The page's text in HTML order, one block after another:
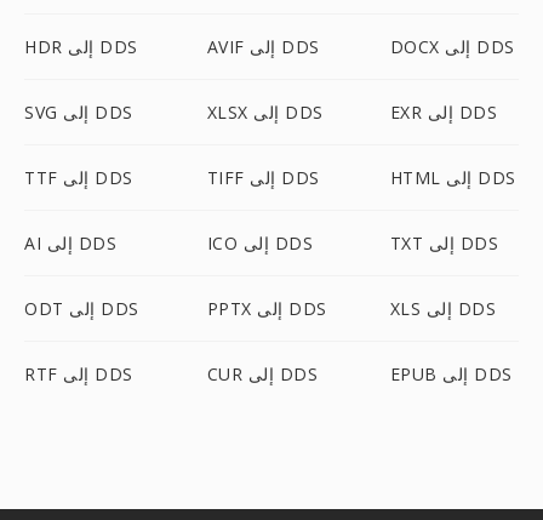
HDR إلى DDS AVIF إلى DDS DOCX إلى DDS
SVG إلى DDS XLSX إلى DDS EXR إلى DDS
TTF إلى DDS TIFF إلى DDS HTML إلى DDS
AI إلى DDS ICO إلى DDS TXT إلى DDS
ODT إلى DDS PPTX إلى DDS XLS إلى DDS
RTF إلى DDS CUR إلى DDS EPUB إلى DDS